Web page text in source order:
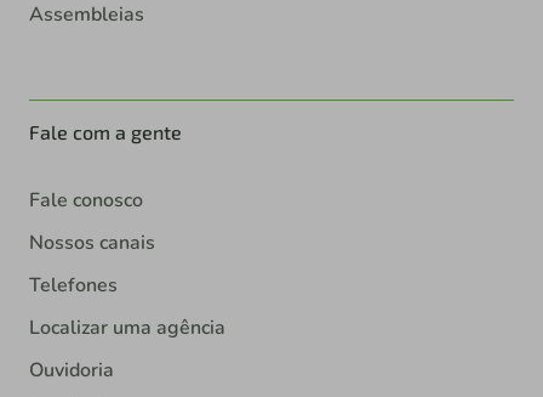
Assembleias
Fale com a gente
Fale conosco
Nossos canais
Telefones
Localizar uma agência
Ouvidoria